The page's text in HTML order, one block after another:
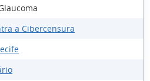
a Cibercensura